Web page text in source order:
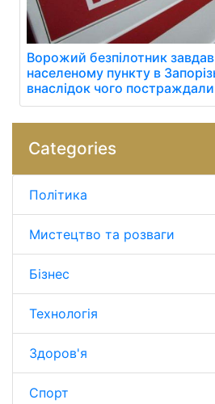
Ворожий безпілотник
населеному пункту в
внаслідок чого
Categories
Політика
Мистецтво та розваги
Бізнес
Технологія
Здоров'я
Спорт